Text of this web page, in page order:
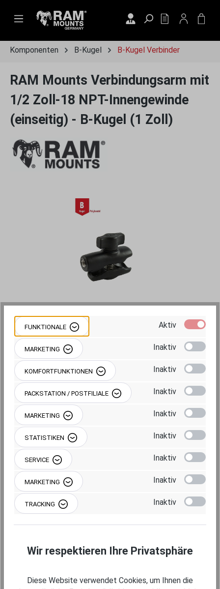
Zum Hauptinhalt springen
DU HAST 0
Komponenten B-Kugel B-Kugel Verbinder
RAM Mounts Verbindungsarm mit
1/2 Zoll-18 NPT-Innengewinde
(einseitig) - B-Kugel (1 Zoll)
Bildergalerie überspringen
75,95 €
Preise inkl. MwSt. zzgl. Versandkosten
Sofort verfügbar, Lieferzeit: ca. 1-2
Werktage
Produkt Anzahl: Gib den gewünschten
Produktnummer:
FUNKTIONALE Aktiv
MARKETING Inaktiv
KOMFORTFUNKTIONEN Inaktiv
PACKSTATION / POSTFILIALE Inaktiv
MARKETING Inaktiv
STATISTIKEN Inaktiv
SERVICE Inaktiv
MARKETING Inaktiv
TRACKING Inaktiv
Wir respektieren Ihre Privatsphäre
Diese Website verwendet Cookies, um Ihnen die